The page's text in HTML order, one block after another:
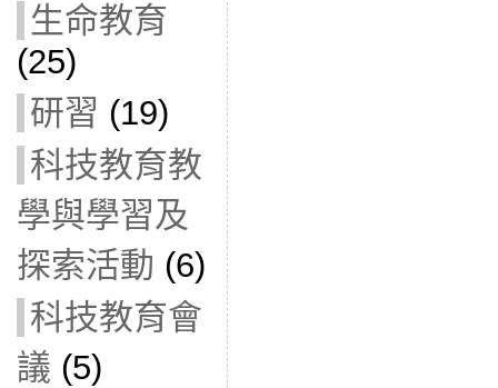
生命教育
(25)
研習 (19)
科技教育教
學與學習及
探索活動 (6)
科技教育會
議 (5)